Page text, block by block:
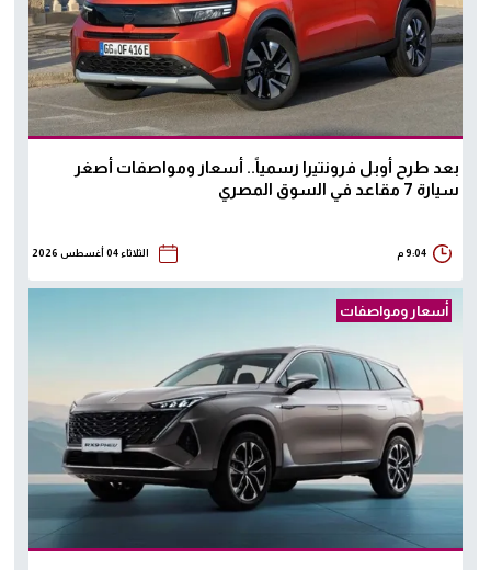
بعد طرح أوبل فرونتيرا رسمياً.. أسعار ومواصفات أصغر
سيارة 7 مقاعد في السوق المصري
9:04 م الثلاثاء 04 أغسطس 2026
أسعار ومواصفات